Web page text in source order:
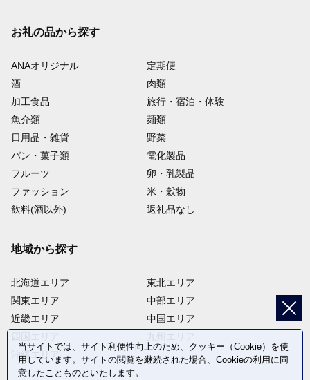
お礼の品から探す
ANAオリジナル
定期便
酒
肉類
加工食品
旅行・宿泊・体験
魚介類
麺類
日用品・雑貨
野菜
パン・菓子類
電化製品
フルーツ
卵・乳製品
ファッション
米・穀物
飲料(酒以外)
返礼品なし
地域から探す
北海道エリア
関東エリア
近畿エリア
沖縄エリア
東北エリア
中部エリア
中国エリア
当サイトでは、サイト利便性向上のため、クッキー（Cookie）を使
用しています。サイトの閲覧を継続された場合、Cookieの利用に同
意したことものといたします。